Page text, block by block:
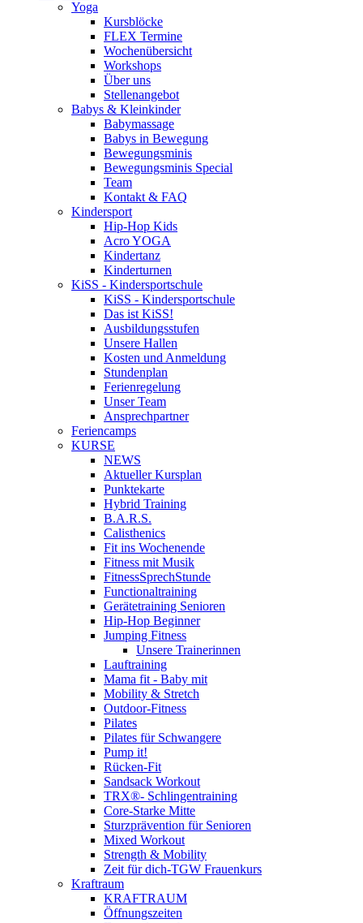
Yoga
Kursblöcke
FLEX Termine
Wochenübersicht
Workshops
Über uns
Stellenangebot
Babys & Kleinkinder
Babymassage
Babys in Bewegung
Bewegungsminis
Bewegungsminis Special
Team
Kontakt & FAQ
Kindersport
Hip-Hop Kids
Acro YOGA
Kindertanz
Kinderturnen
KiSS - Kindersportschule
KiSS - Kindersportschule
Das ist KiSS!
Ausbildungsstufen
Unsere Hallen
Kosten und Anmeldung
Stundenplan
Ferienregelung
Unser Team
Ansprechpartner
Feriencamps
KURSE
NEWS
Aktueller Kursplan
Punktekarte
Hybrid Training
B.A.R.S.
Calisthenics
Fit ins Wochenende
Fitness mit Musik
FitnessSprechStunde
Functionaltraining
Gerätetraining Senioren
Hip-Hop Beginner
Jumping Fitness
Unsere Trainerinnen
Lauftraining
Mama fit - Baby mit
Mobility & Stretch
Outdoor-Fitness
Pilates
Pilates für Schwangere
Pump it!
Rücken-Fit
Sandsack Workout
TRX®- Schlingentraining
Core-Starke Mitte
Sturzprävention für Senioren
Mixed Workout
Strength & Mobility
Zeit für dich-TGW Frauenkurs
Kraftraum
KRAFTRAUM
Öffnungszeiten